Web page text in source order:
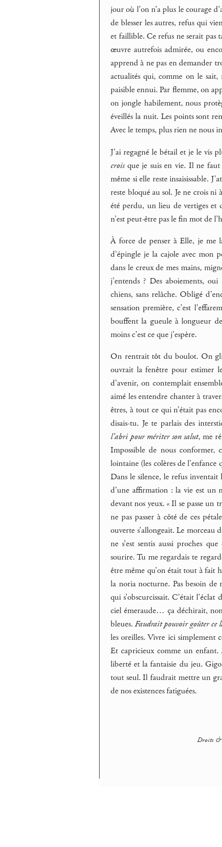
jour où l’on n’a plus le courage
de blesser les autres, refus qui
et faillible. Ce refus ne serait pas
œuvre autrefois admirée, ou
apprend à ne pas en demander
actualités qui, comme on le sait,
paisible ennui. Par flemme, on
on jongle habilement, nous
éveillés la nuit. Les points sont
Avec le temps, plus rien ne nous
J’ai regagné le bétail et je le vis
croisque je suis en vie. Il ne
même si elle reste insaisissable.
reste bloqué au sol. Je ne crois
été perdu, un lieu de vertiges et
n’est peut-être pas le fin mot de
À force de penser à Elle, je me
d’épingle je la cajole avec mon
dans le creux de mes mains,
j’entends ? Des aboiements,
chiens, sans relâche. Obligé
sensation première, c’est
bouffent la gueule à longueur
moins c’est ce que j’espère.
On rentrait tôt du boulot. On
ouvrait la fenêtre pour estimer
d’avenir, on contemplait
aimé les entendre chanter à
êtres, à tout ce qui n’était pas
disais-tu. Je te parlais des
l’abri pour mériter son salut, me
Impossible de nous conformer,
lointaine (les colères de
Dans le silence, le refus
d’une affirmation : la vie est un
devant nos yeux. « Il se passe
ne pas passer à côté de ces
ouverte s’allongeait. Le morceau
ne s’est sentis aussi proches
sourire. Tu me regardais te
être même qu’on était tout à fait
la noria nocturne. Pas besoin de
qui s’obscurcissait. C’était
ciel émeraude… ça déchirait,
bleues.Faudrait pouvoir goûter ce
les oreilles. Vivre ici simplement
Et capricieux comme un
liberté et la fantaisie du jeu.
tout seul. Il faudrait mettre un
de nos existences fatiguées.
Droits &